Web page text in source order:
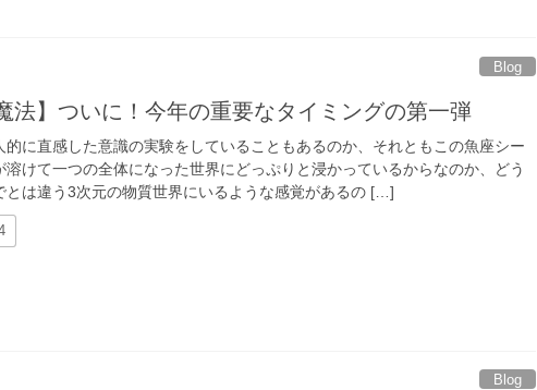
Blog
法】ついに！今年の重要なタイミングの第一弾
的に直感した意識の実験をしていることもあるのか、それともこの魚座シー
溶けて一つの全体になった世界にどっぷりと浸かっているからなのか、どう
とは違う3次元の物質世界にいるような感覚があるの […]
Blog